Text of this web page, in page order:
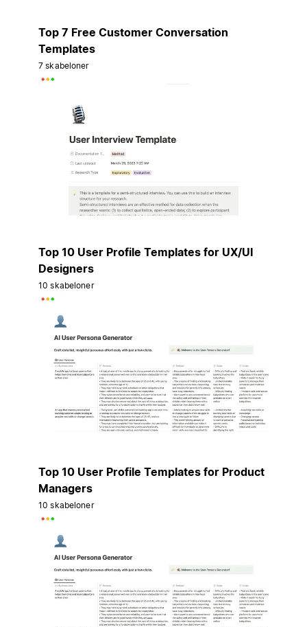
Top 7 Free Customer Conversation
Templates
7 skabeloner
Top 10 User Profile Templates for UX/UI
Designers
10 skabeloner
Top 10 User Profile Templates for Product
Managers
10 skabeloner